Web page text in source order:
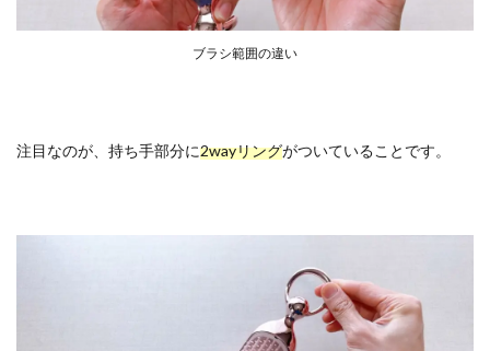
ブラシ範囲の違い
注目なのが、持ち手部分に2wayリングがついていることです。